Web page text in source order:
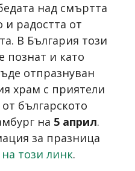
над смъртта
и радостта от
В България този
познат и като
отпразнуван
храм с приятели
българското
на 5 април.
за празница
на този линк.